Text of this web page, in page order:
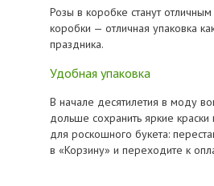
Розы в коробке станут
коробки — отличная упаковка
праздника.
Удобная упаковка
В начале десятилетия в моду
дольше сохранить яркие
для роскошного букета:
в «Корзину» и переходите к